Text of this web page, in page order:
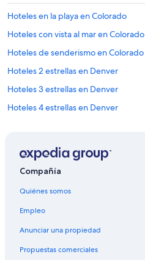
Hoteles en la playa en Colorado
Hoteles con vista al mar en Colorado
Hoteles de senderismo en Colorado
Hoteles 2 estrellas en Denver
Hoteles 3 estrellas en Denver
Hoteles 4 estrellas en Denver
B&B en Denver
Casas vacacionales en Denver
Castillos en Denver
Chalets en Denver
Compañía
Quiénes somos
Empleo
Anunciar una propiedad
Propuestas comerciales